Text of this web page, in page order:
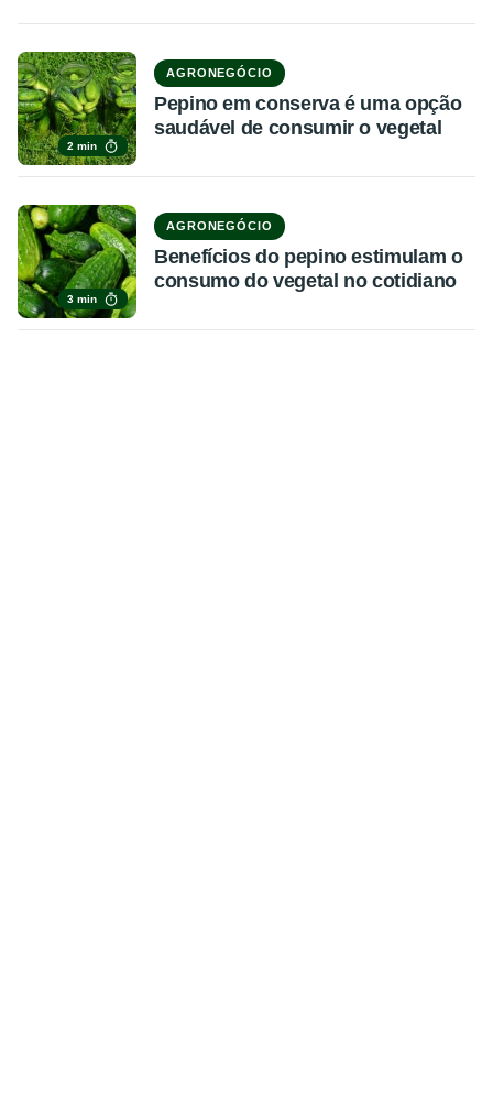
2 min
AGRONEGÓCIO
Pepino em conserva é uma opção
saudável de consumir o vegetal
3 min
AGRONEGÓCIO
Benefícios do pepino estimulam o
consumo do vegetal no cotidiano